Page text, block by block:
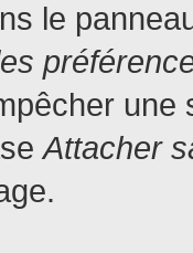
le
une
Attacher